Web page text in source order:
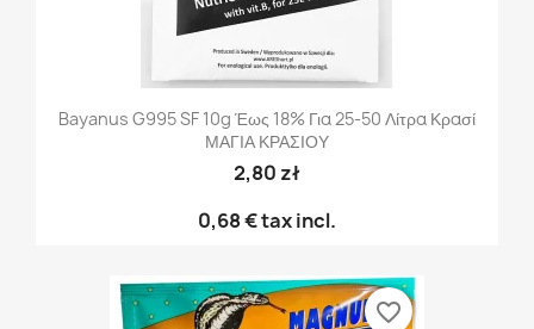
Bayanus G995 SF 10g Έως 18% Για 25-50 Λίτρα Κρασί
ΜΑΓΙΑ ΚΡΑΣΙΟΥ
2,80 zł
0,68 €tax incl.
favorite_border